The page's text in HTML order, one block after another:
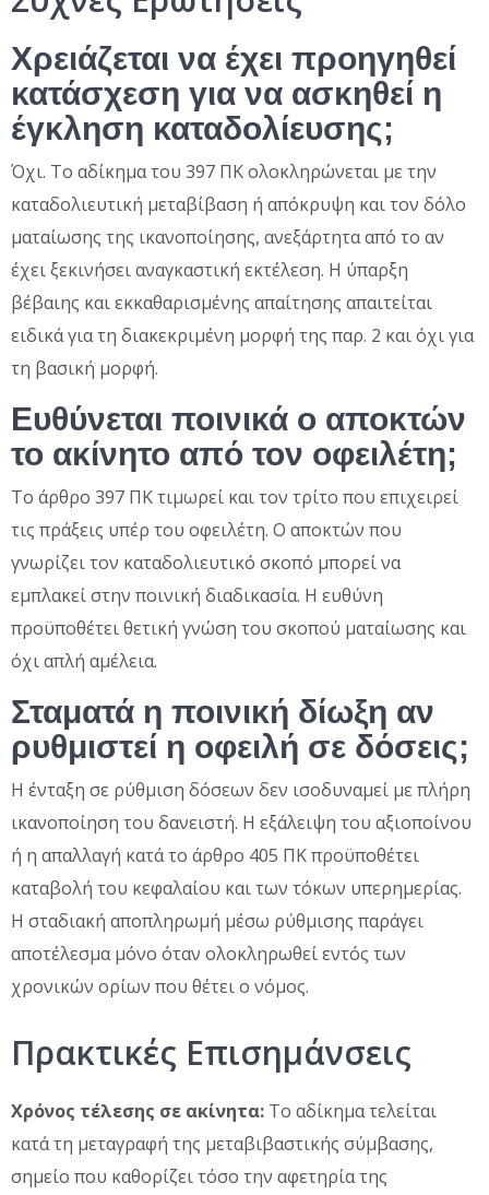
Χρειάζεται να έχει προηγηθεί
κατάσχεση για να ασκηθεί η
έγκληση καταδολίευσης;
Όχι. Το αδίκημα του 397 ΠΚ ολοκληρώνεται με την
καταδολιευτική μεταβίβαση ή απόκρυψη και τον δόλο
ματαίωσης της ικανοποίησης, ανεξάρτητα από το αν
έχει ξεκινήσει αναγκαστική εκτέλεση. Η ύπαρξη
βέβαιης και εκκαθαρισμένης απαίτησης απαιτείται
ειδικά για τη διακεκριμένη μορφή της παρ. 2 και όχι για
τη βασική μορφή.
Ευθύνεται ποινικά ο αποκτών
το ακίνητο από τον οφειλέτη;
Το άρθρο 397 ΠΚ τιμωρεί και τον τρίτο που επιχειρεί
τις πράξεις υπέρ του οφειλέτη. Ο αποκτών που
γνωρίζει τον καταδολιευτικό σκοπό μπορεί να
εμπλακεί στην ποινική διαδικασία. Η ευθύνη
προϋποθέτει θετική γνώση του σκοπού ματαίωσης και
όχι απλή αμέλεια.
Σταματά η ποινική δίωξη αν
ρυθμιστεί η οφειλή σε δόσεις;
Η ένταξη σε ρύθμιση δόσεων δεν ισοδυναμεί με πλήρη
ικανοποίηση του δανειστή. Η εξάλειψη του αξιοποίνου
ή η απαλλαγή κατά το άρθρο 405 ΠΚ προϋποθέτει
καταβολή του κεφαλαίου και των τόκων υπερημερίας.
Η σταδιακή αποπληρωμή μέσω ρύθμισης παράγει
αποτέλεσμα μόνο όταν ολοκληρωθεί εντός των
χρονικών ορίων που θέτει ο νόμος.
Πρακτικές Επισημάνσεις
Χρόνος τέλεσης σε ακίνητα: Το αδίκημα τελείται
κατά τη μεταγραφή της μεταβιβαστικής σύμβασης,
σημείο που καθορίζει τόσο την αφετηρία της